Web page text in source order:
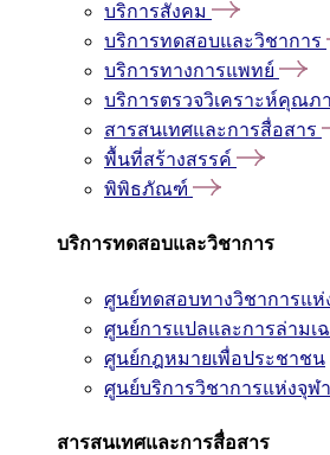
บริการสังคม
บริการทดสอบและวิชาการ
บริการทางการแพทย์
บริการตรวจวิเคราะห์คุณภ
สารสนเทศและการสื่อสาร
พื้นที่สร้างสรรค์
พิพิธภัณฑ์
บริการทดสอบและวิชาการ
ศูนย์ทดสอบทางวิชาการแห่
ศูนย์การแปลและการล่ามเ
ศูนย์กฎหมายเพื่อประชาชน
ศูนย์บริการวิชาการแห่งจุ
สารสนเทศและการสื่อสาร